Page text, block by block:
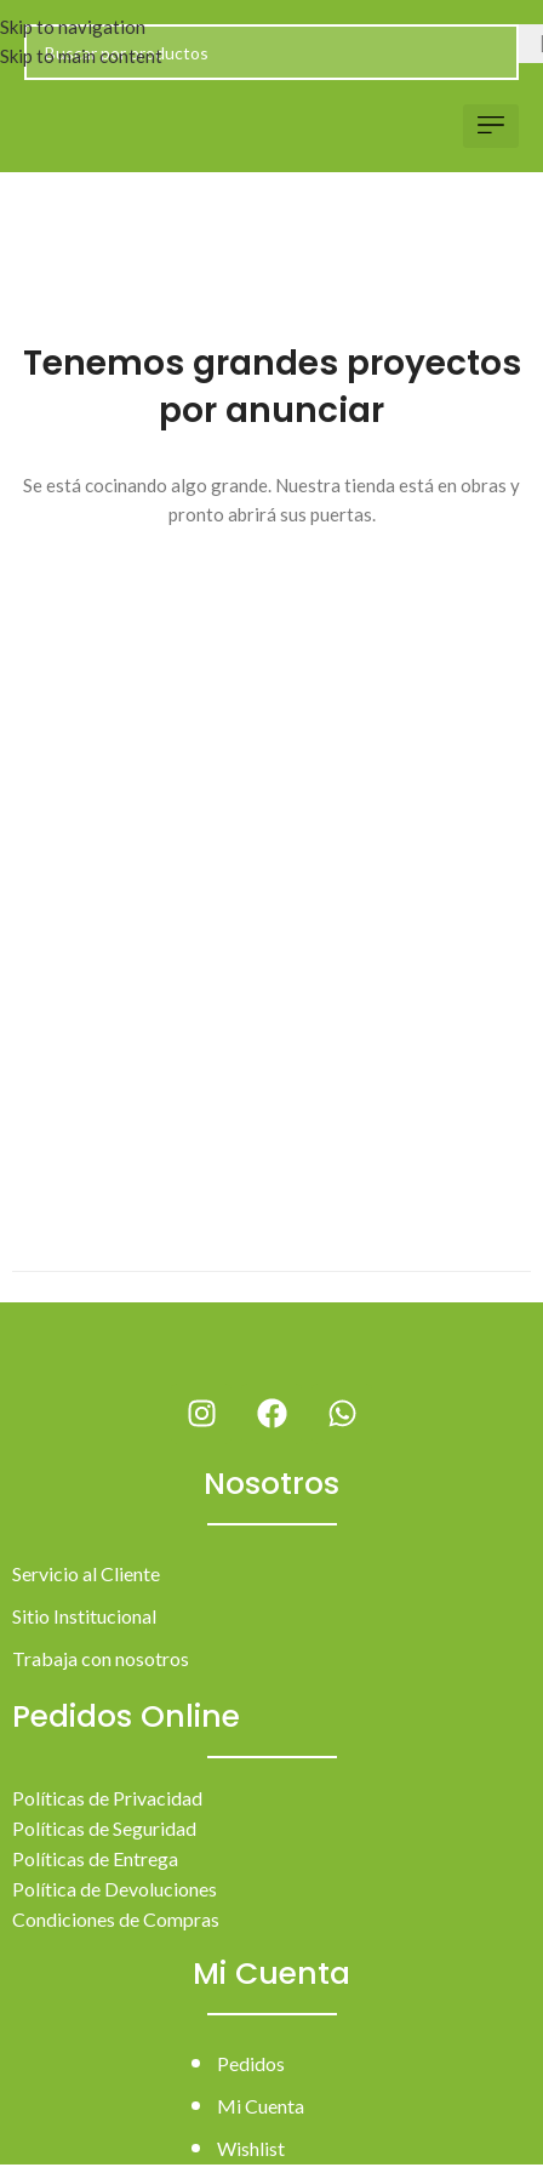
Skip to navigation
Skip to main content
Tenemos grandes proyectos
por anunciar
Se está cocinando algo grande. Nuestra tienda está en obras y
pronto abrirá sus puertas.
Nosotros
Servicio al Cliente
Sitio Institucional
Trabaja con nosotros
Pedidos Online
Políticas de Privacidad
Políticas de Seguridad
Políticas de Entrega
Política de Devoluciones
Condiciones de Compras
Mi Cuenta
Pedidos
Mi Cuenta
Wishlist